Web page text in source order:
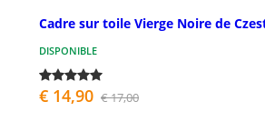
Cadre sur toile Vierge Noire de
DISPONIBLE
€ 14,90 € 17,00